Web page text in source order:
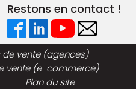
Restons en contact !
vente (agences)
vente (e-commerce)
Plan du site